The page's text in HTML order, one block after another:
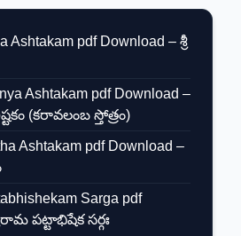
Ashtakam pdf Download – శ్రీ
Ashtakam pdf Download –
(కరావలంబ స్తోత్రం)
Ashtakam pdf Download –
Sarga pdf
పట్టాభిషేక సర్గః